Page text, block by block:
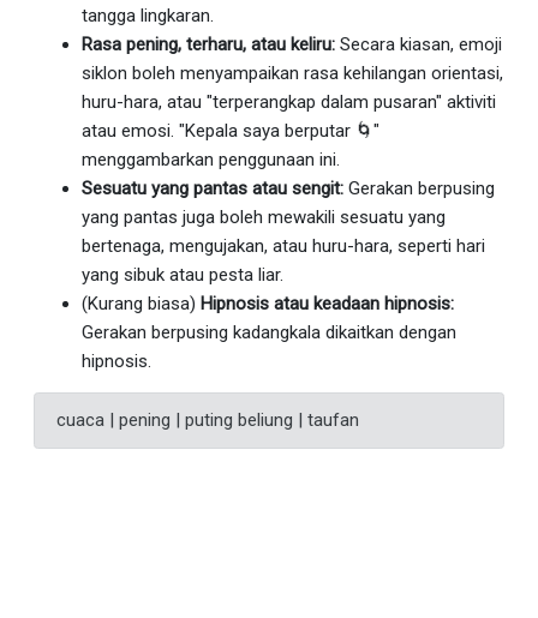
tangga lingkaran.
Rasa pening, terharu, atau keliru: Secara kiasan, emoji
siklon boleh menyampaikan rasa kehilangan orientasi,
huru-hara, atau "terperangkap dalam pusaran" aktiviti
atau emosi. "Kepala saya berputar 🌀"
menggambarkan penggunaan ini.
Sesuatu yang pantas atau sengit: Gerakan berpusing
yang pantas juga boleh mewakili sesuatu yang
bertenaga, mengujakan, atau huru-hara, seperti hari
yang sibuk atau pesta liar.
(Kurang biasa) Hipnosis atau keadaan hipnosis:
Gerakan berpusing kadangkala dikaitkan dengan
hipnosis.
cuaca | pening | puting beliung | taufan